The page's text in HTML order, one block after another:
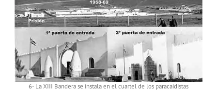
6- La XIII Bandera se instala en el cuartel de los paracaidistas